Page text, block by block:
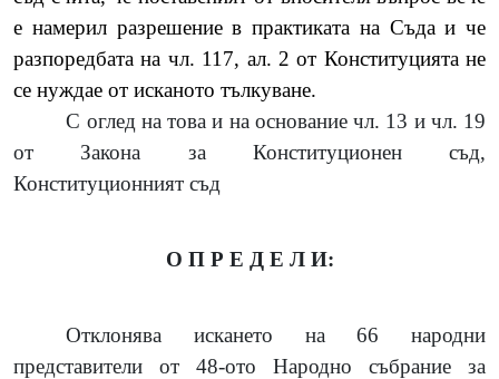
е намерил разрешение в практиката на Съда и че
разпоредбата на чл. 117, ал. 2 от Конституцията не
се нуждае от исканото тълкуване.
С оглед на това и на основание чл. 13 и чл. 19
от Закона за Конституционен съд,
Конституционният съд
О П Р Е Д Е Л И:
Отклонява искането на66 народни
представители от 48-ото Народно събрание за